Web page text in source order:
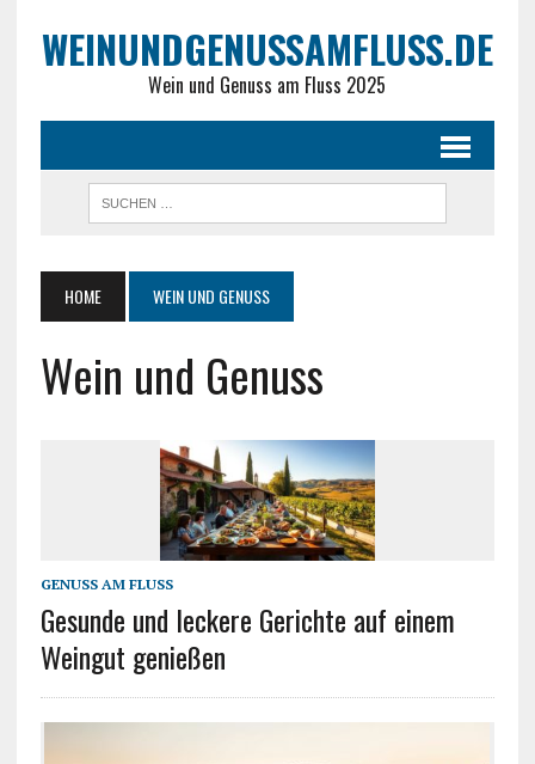
WEINUNDGENUSSAMFLUSS.DE
Wein und Genuss am Fluss 2025
HOME WEIN UND GENUSS
Wein und Genuss
GENUSS AM FLUSS
Gesunde und leckere Gerichte auf einem
Weingut genießen